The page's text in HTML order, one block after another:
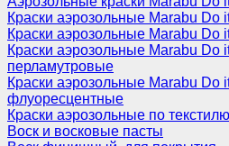
Краски аэрозольные Marabu Do
Краски аэрозольные Marabu Do
Краски аэрозольные Marabu Do
перламутровые
Краски аэрозольные Marabu Do
флуоресцентные
Краски аэрозольные по
Воск и восковые пасты